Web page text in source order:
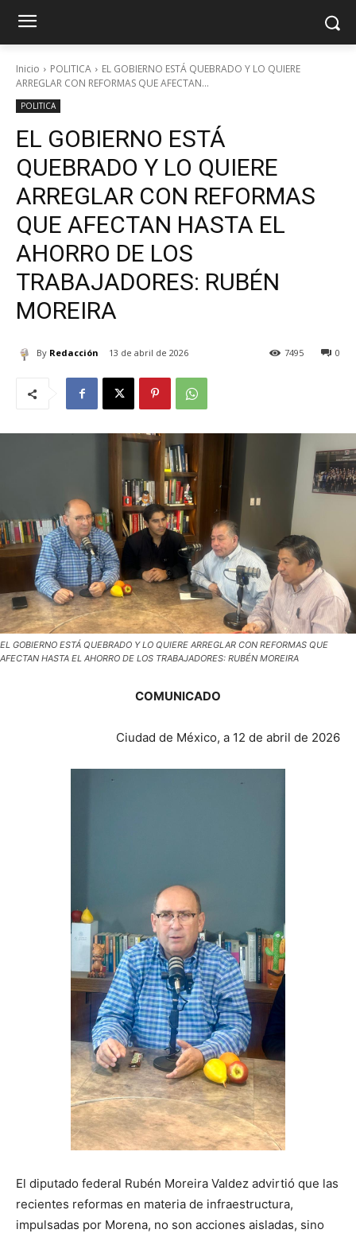
Inicio POLITICA
EL GOBIERNO ESTÁ QUEBRADO Y LO QUIERE
ARREGLAR CON REFORMAS QUE AFECTAN...
POLITICA
EL GOBIERNO ESTÁ
QUEBRADO Y LO QUIERE
ARREGLAR CON REFORMAS
QUE AFECTAN HASTA EL
AHORRO DE LOS
TRABAJADORES: RUBÉN
MOREIRA
By Redacción 13 de abril de 2026 0
7495
EL GOBIERNO ESTÁ QUEBRADO Y LO QUIERE ARREGLAR CON REFORMAS QUE
AFECTAN HASTA EL AHORRO DE LOS TRABAJADORES: RUBÉN MOREIRA
COMUNICADO
Ciudad de México, a 12 de abril de 2026
El diputado federal Rubén Moreira Valdez advirtió que las
recientes reformas en materia de infraestructura,
impulsadas por Morena, no son acciones aisladas, sino